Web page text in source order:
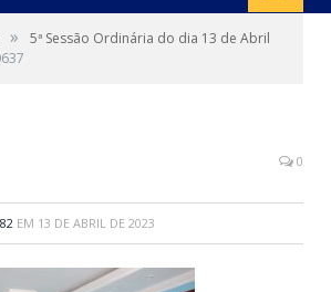
»
5ª Sessão Ordinária do dia 13 de Abril
0
EM 13 DE ABRIL DE 2023